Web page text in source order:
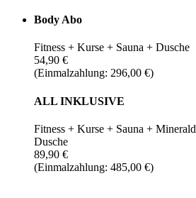
Body Abo
Fitness + Kurse + Sauna + Dusche
54,90 €
(Einmalzahlung: 296,00 €)
ALL INKLUSIVE
Fitness + Kurse + Sauna +
Dusche
89,90 €
(Einmalzahlung: 485,00 €)